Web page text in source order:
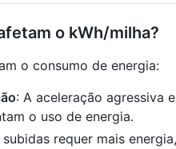
o kWh/milha?
o consumo de energia:
: A aceleração agressiva
o uso de energia.
requer mais